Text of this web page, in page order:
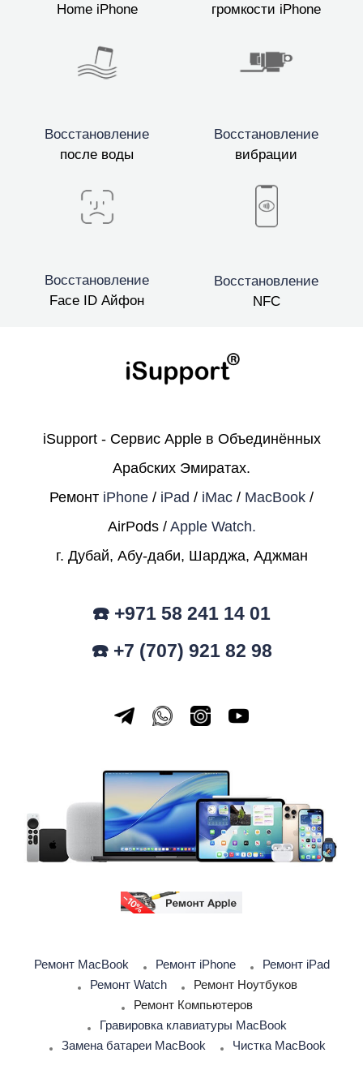
Home iPhone
громкости iPhone
Восстановление
после воды
Восстановление
вибрации
Восстановление
Face ID Айфон
Восстановление
NFC
iSupport - Сервис Apple в Объединённых
Арабских Эмиратах.
Ремонт iPhone / iPad / iMac / MacBook /
AirPods / Apple Watch.
г. Дубай, Абу-даби, Шарджа, Аджман
☎️ +971 58 241 14 01
☎️ +7 (707) 921 82 98
Ремонт MacBook Ремонт iPhone
Ремонт iPad
Ремонт Watch
Ремонт Ноутбуков
Ремонт Компьютеров
Гравировка клавиатуры MacBook
Замена батареи MacBook
Чистка MacBook